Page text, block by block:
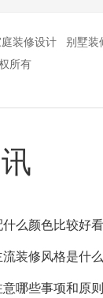
装修设计
别墅装
所有
么颜色比较好
装修风格是什
哪些事项和原